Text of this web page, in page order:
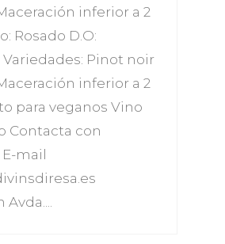
inferior a 2
Rosado D.O:
Variedades: Pinot noir
inferior a 2
para veganos Vino
Contacta con
mail